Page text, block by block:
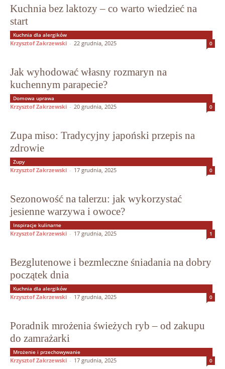
Kuchnia bez laktozy – co warto wiedzieć na
start
Kuchnia dla alergików
Krzysztof Zakrzewski - 22 grudnia, 2025 0
Jak wyhodować własny rozmaryn na
kuchennym parapecie?
Domowa uprawa
Krzysztof Zakrzewski - 20 grudnia, 2025 0
Zupa miso: Tradycyjny japoński przepis na
zdrowie
Zupy
Krzysztof Zakrzewski - 17 grudnia, 2025 0
Sezonowość na talerzu: jak wykorzystać
jesienne warzywa i owoce?
Inspiracje kulinarne
Krzysztof Zakrzewski - 17 grudnia, 2025 1
Bezglutenowe i bezmleczne śniadania na dobry
początek dnia
Kuchnia dla alergików
Krzysztof Zakrzewski - 17 grudnia, 2025 0
Poradnik mrożenia świeżych ryb – od zakupu
do zamrażarki
Mrożenie i przechowywanie
Krzysztof Zakrzewski - 17 grudnia, 2025 0